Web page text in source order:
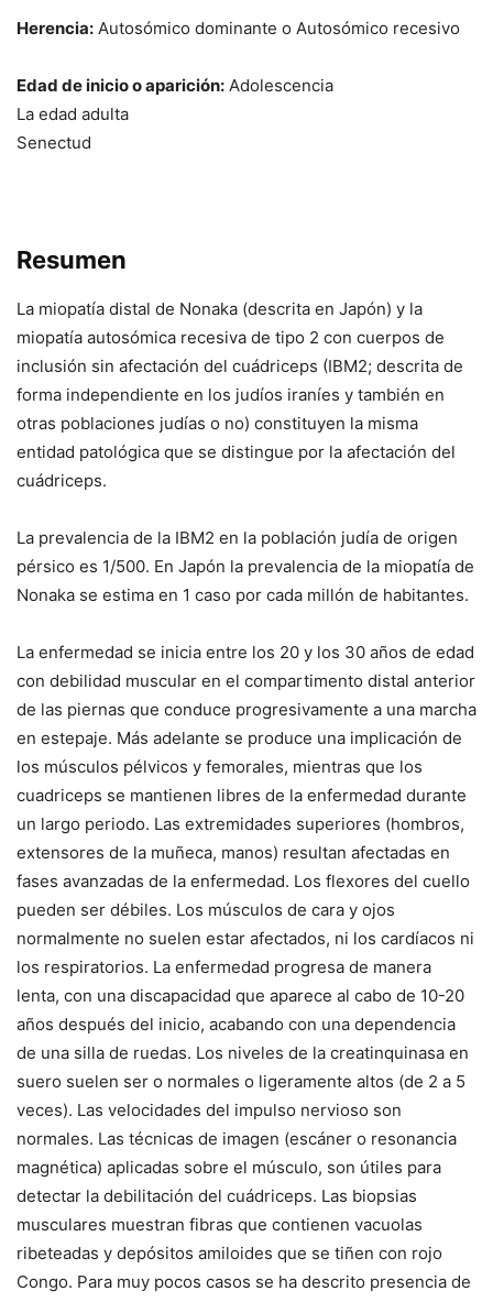
Herencia: Autosómico dominante o Autosómico recesivo
Edad de inicio o aparición: Adolescencia
La edad adulta
Senectud
Resumen
La miopatía distal de Nonaka (descrita en Japón) y la
miopatía autosómica recesiva de tipo 2 con cuerpos de
inclusión sin afectación del cuádriceps (IBM2; descrita de
forma independiente en los judíos iraníes y también en
otras poblaciones judías o no) constituyen la misma
entidad patológica que se distingue por la afectación del
cuádriceps.
La prevalencia de la IBM2 en la población judía de origen
pérsico es 1/500. En Japón la prevalencia de la miopatía de
Nonaka se estima en 1 caso por cada millón de habitantes.
La enfermedad se inicia entre los 20 y los 30 años de edad
con debilidad muscular en el compartimento distal anterior
de las piernas que conduce progresivamente a una marcha
en estepaje. Más adelante se produce una implicación de
los músculos pélvicos y femorales, mientras que los
cuadriceps se mantienen libres de la enfermedad durante
un largo periodo. Las extremidades superiores (hombros,
extensores de la muñeca, manos) resultan afectadas en
fases avanzadas de la enfermedad. Los flexores del cuello
pueden ser débiles. Los músculos de cara y ojos
normalmente no suelen estar afectados, ni los cardíacos ni
los respiratorios. La enfermedad progresa de manera
lenta, con una discapacidad que aparece al cabo de 10-20
años después del inicio, acabando con una dependencia
de una silla de ruedas. Los niveles de la creatinquinasa en
suero suelen ser o normales o ligeramente altos (de 2 a 5
veces). Las velocidades del impulso nervioso son
normales. Las técnicas de imagen (escáner o resonancia
magnética) aplicadas sobre el músculo, son útiles para
detectar la debilitación del cuádriceps. Las biopsias
musculares muestran fibras que contienen vacuolas
ribeteadas y depósitos amiloides que se tiñen con rojo
Congo. Para muy pocos casos se ha descrito presencia de